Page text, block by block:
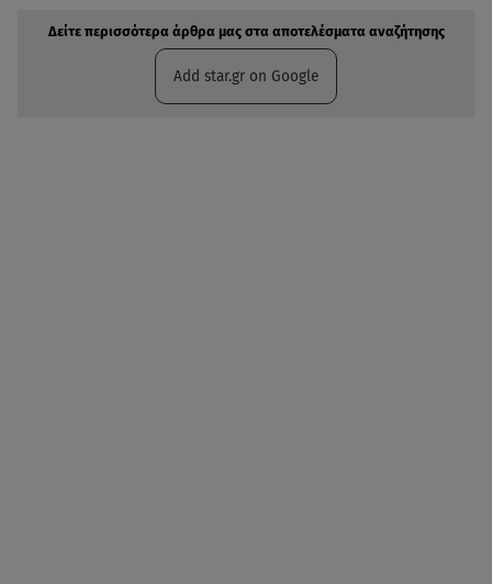
Δείτε περισσότερα άρθρα μας στα αποτελέσματα αναζήτησης
Add star.gr on Google